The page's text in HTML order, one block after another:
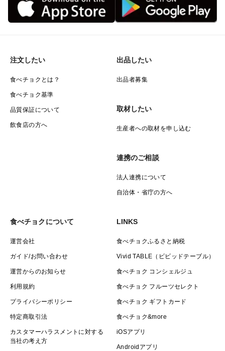
注文したい
食べチョクとは？
食べチョク基準
品質保証について
飲食店の方へ
出品したい
出品者募集
取材したい
生産者への取材を申し込む
連携のご相談
法人連携について
自治体・省庁の方へ
食べチョクについて
運営会社
ガイド/お問い合わせ
運営からのお知らせ
利用規約
プライバシーポリシー
特定商取引法
カスタマーハラスメントに対する
当社の考え方
LINKS
食べチョクふるさと納税
Vivid TABLE（ビビッドテーブル）
食べチョク コンシェルジュ
食べチョク フルーツセレクト
食べチョク ギフトカード
食べチョク&more
iOSアプリ
Androidアプリ